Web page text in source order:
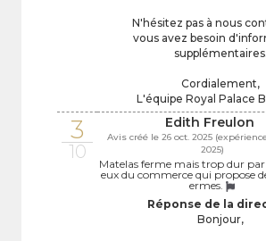
N'hésitez pas à nous
vous avez besoin
supplémentaires.
Cordialement,
L'équipe Royal Palace
3
10
Edith Freulon
Avis créé le 26 oct. 2025
2025)
Matelas ferme mais trop dur
eux du commerce qui propose
ermes.
Réponse de la
Bonjour,